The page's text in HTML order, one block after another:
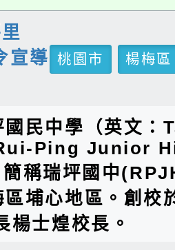
宣導
桃園市
楊梅區
國民中學（英文：
Ping Junior
稱瑞坪國中
區埔心地區。創校
楊士煌校長。